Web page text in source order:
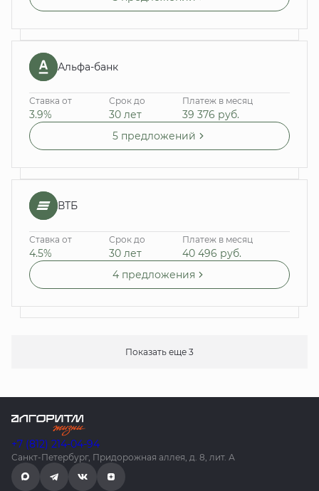
Альфа-банк
Ставка от
3.9%
Срок до
30 лет
Платеж в месяц
39 376 руб.
5 предложений
ВТБ
Ставка от
4.5%
Срок до
30 лет
Платеж в месяц
40 496 руб.
4 предложения
Показать еще 3
+7 (812) 214-04-94
Санкт-Петербург, Придорожная аллея, д. 8, лит. А